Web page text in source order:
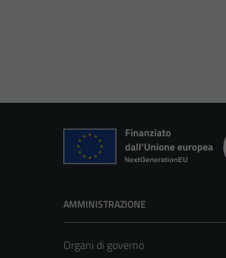
AMMINISTRAZIONE
Organi di governo